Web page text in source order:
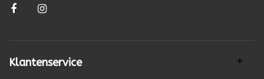
Klantenservice